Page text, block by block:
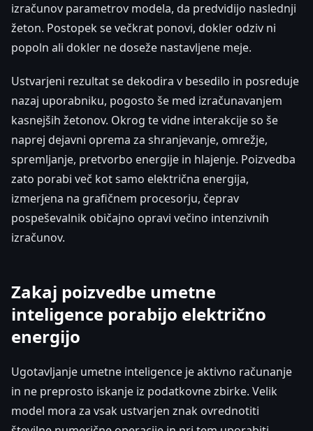
izračunov parametrov modela, da predvidijo naslednji
žeton. Postopek se večkrat ponovi, dokler odziv ni
popoln ali dokler ne doseže nastavljene meje.
Ustvarjeni rezultat se dekodira v besedilo in posreduje
nazaj uporabniku, pogosto še med izračunavanjem
kasnejših žetonov. Okrog te vidne interakcije so še
naprej dejavni oprema za shranjevanje, omrežje,
spremljanje, pretvorbo energije in hlajenje. Poizvedba
zato porabi več kot samo električna energija,
izmerjena na grafičnem procesorju, čeprav
pospeševalnik običajno opravi večino intenzivnih
izračunov.
Zakaj poizvedbe umetne
inteligence porabijo električno
energijo
Ugotavljanje umetne inteligence je aktivno računanje
in ne preprosto iskanje iz podatkovne zbirke. Velik
model mora za vsak ustvarjen znak ovrednotiti